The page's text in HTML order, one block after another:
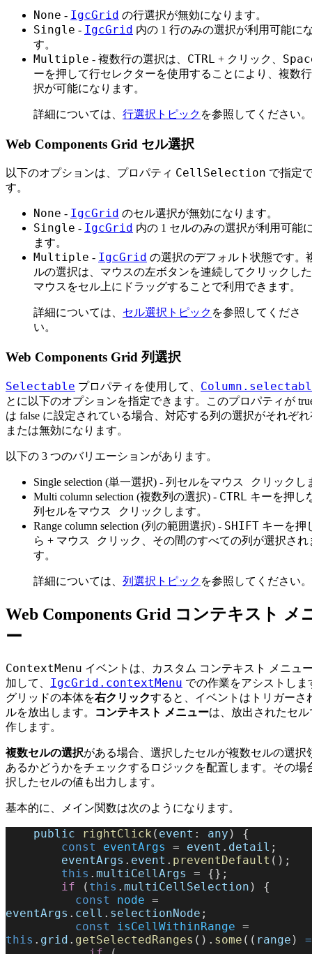
None - IgcGrid の行選択が無効になります。
Single - IgcGrid 内の 1 行のみの選択が利用可能に
す。
Multiple - 複数行の選択は、 CTRL + クリック
ーを押して行セレクターを使用することにより、複数
択が可能になります。
詳細については、 行選択トピック を参照してください。
Web Components Grid セル選択
以下のオプションは、プロパティ CellSelection で指定
す。
None - IgcGrid のセル選択が無効になります。
Single - IgcGrid 内の 1 セルのみの選択が利用可能
ます。
Multiple - IgcGrid の選択のデフォルト状態です。
ルの選択は、マウスの左ボタンを連続してクリックし
マウスをセル上にドラッグすることで利用できます。
詳細については、 セル選択トピック を参照してくださ
い。
Web Components Grid 列選択
Selectable プロパティを使用して、
とに以下のオプションを指定できます。このプロパティが
は false に設定されている場合、対応する列の選択がそれぞ
または無効になります。
以下の 3 つのバリエーションがあります。
Single selection (単一選択) - 列セルをマウス クリックし
Multi column selection (複数列の選択) - CTRL キーを押し
列セルをマウス クリックします。
Range column selection (列の範囲選択) - SHIFT キーを押
ら + マウス クリック
、その間のすべての列が選択され
す。
詳細については、 列選択トピック を参照してください。
Web Components Grid コンテキスト メ
ー
ContextMenu イベントは、カスタム コンテキスト メニュ
加して、 IgcGrid.contextMenu での作業をアシストしま
グリッドの本体を右クリックすると、イベントはトリガーさ
ルを放出します。
コンテキスト メニューは、放出されたセル
作します。
複数セルの選択がある場合、選択したセルが複数セルの選択
あるかどうかをチェックするロジックを配置します。その場
択したセルの値も出力します。
基本的に、メイン関数は次のようになります。
    public
rightClick ( event : any ) {
        const
eventArgs = event . detail ;
        eventArgs
. event . preventDefault ();
        this
. multiCellArgs
= {};
        if
( this . multiCellSelection ) {
          const
node
eventArgs . cell . selectionNode ;
          const
isCellWithinRange
this . grid . getSelectedRanges (). some (( range )